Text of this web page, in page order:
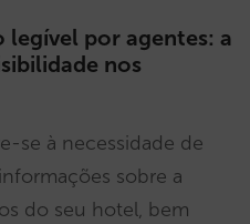
por agentes: a
nos
se à necessidade de
sobre a
do seu hotel, bem